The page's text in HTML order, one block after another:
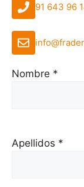
91 643 96
Nombre *
Apellidos *